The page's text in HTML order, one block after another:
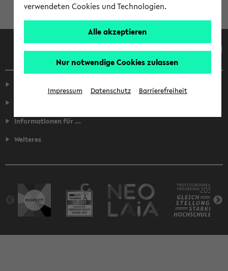
Informationen für ...
Weiteres
verwendeten Cookies und Technologien.
Alle akzeptieren
Nur notwendige Cookies zulassen
Impressum Datenschutz Barrierefreiheit